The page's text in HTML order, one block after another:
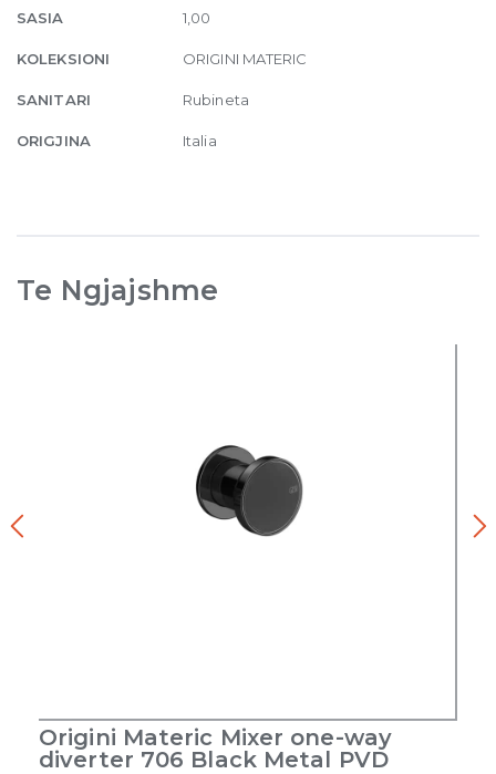
quantity
SASIA 1,00
KOLEKSIONI ORIGINI MATERIC
SANITARI Rubineta
ORIGJINA Italia
Te Ngjajshme
Origini Materic Mixer one-way
diverter 706 Black Metal PVD